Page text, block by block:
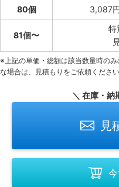
80個
3,087
81個〜
特
※上記の単価・総額は該当数量時の
な場合は、見積もりをご依頼ください
＼ 在庫・納
見